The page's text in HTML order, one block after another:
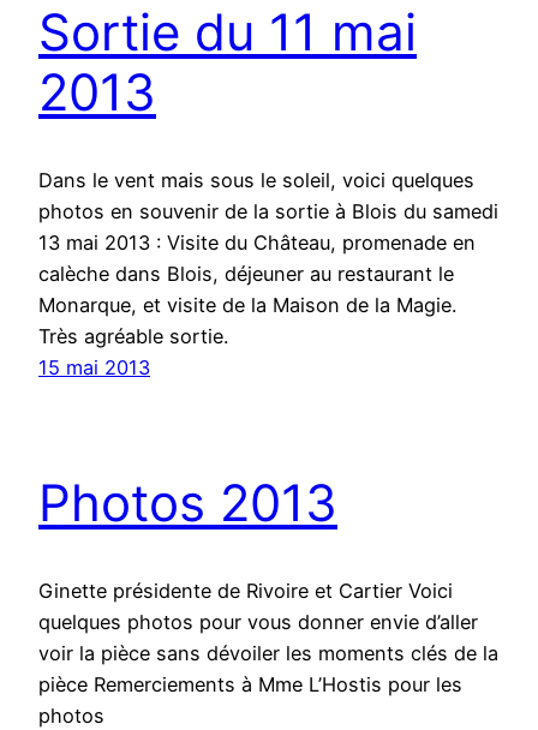
Sortie du 11 mai
2013
Dans le vent mais sous le soleil, voici quelques
photos en souvenir de la sortie à Blois du samedi
13 mai 2013 : Visite du Château, promenade en
calèche dans Blois, déjeuner au restaurant le
Monarque, et visite de la Maison de la Magie.
Très agréable sortie.
15 mai 2013
Photos 2013
Ginette présidente de Rivoire et Cartier Voici
quelques photos pour vous donner envie d’aller
voir la pièce sans dévoiler les moments clés de la
pièce Remerciements à Mme L’Hostis pour les
photos